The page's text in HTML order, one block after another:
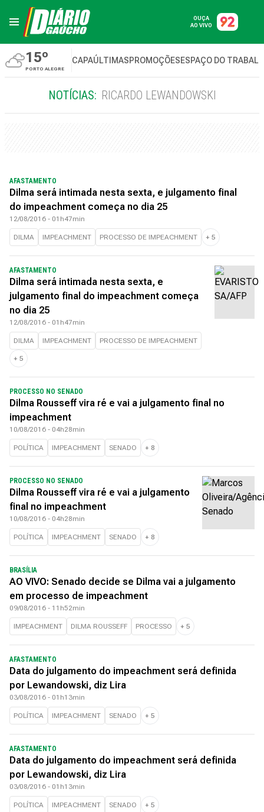
OUÇA
AO VIVO
15º
PORTO ALEGRE
CAPAÚLTIMASPROMOÇÕESESPAÇO DO
NOTÍCIAS: RICARDO LEWANDOWSKI
AFASTAMENTO
Dilma será intimada nesta sexta, e julgamento final
do impeachment começa no dia 25
12/08/2016 - 01h47min
DILMA IMPEACHMENT PROCESSO DE IMPEACHMENT + 5
AFASTAMENTO
Dilma será intimada nesta sexta, e
julgamento final do impeachment começa
no dia 25
12/08/2016 - 01h47min
DILMA IMPEACHMENT PROCESSO DE IMPEACHMENT
+ 5
PROCESSO NO SENADO
Dilma Rousseff vira ré e vai a julgamento final no
impeachment
10/08/2016 - 04h28min
POLÍTICA IMPEACHMENT SENADO + 8
PROCESSO NO SENADO
Dilma Rousseff vira ré e vai a julgamento
final no impeachment
10/08/2016 - 04h28min
POLÍTICA IMPEACHMENT SENADO + 8
BRASÍLIA
AO VIVO: Senado decide se Dilma vai a julgamento
em processo de impeachment
09/08/2016 - 11h52min
IMPEACHMENT DILMA ROUSSEFF PROCESSO + 5
AFASTAMENTO
Data do julgamento do impeachment será definida
por Lewandowski, diz Lira
03/08/2016 - 01h13min
POLÍTICA IMPEACHMENT SENADO + 5
AFASTAMENTO
Data do julgamento do impeachment será definida
por Lewandowski, diz Lira
03/08/2016 - 01h13min
POLÍTICA IMPEACHMENT SENADO + 5